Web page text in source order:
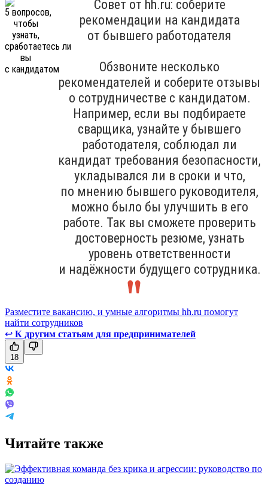
Совет от hh.ru: соберите
рекомендации на кандидата
от бывшего работодателя
Обзвоните несколько
рекомендателей и соберите отзывы
о сотрудничестве с кандидатом.
Например, если вы подбираете
сварщика, узнайте у бывшего
работодателя, соблюдал ли
кандидат требования безопасности,
укладывался ли в сроки и что,
по мнению бывшего руководителя,
можно было бы улучшить в его
работе. Так вы сможете проверить
достоверность резюме, узнать
уровень ответственности
и надёжности будущего сотрудника.
Разместите вакансию, и умные алгоритмы hh.ru помогут
найти сотрудников
↩ К другим статьям для предпринимателей
18
Читайте также